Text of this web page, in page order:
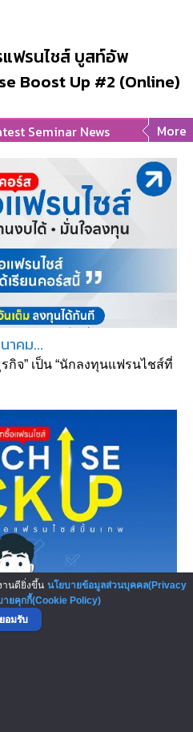
ฟรนไชส์ บูสท์อัพ
Boost Up #2 (Online)
Seminar News More
าคม...
กิจ” เป็น “นักลงทุนแฟรนไชส์ที่
ราะห์...
าะห์เป็น • อ่านงบได้ • ลงทุน
านดียิ่งขึ้น นโยบายข้อมูลส่วนบุคคล(Privacy
ายคุกกี้(Cookie Policy)
ยอมรับ